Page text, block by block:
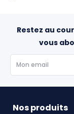
Restez au
vous
Nos produits